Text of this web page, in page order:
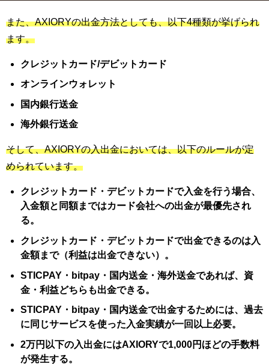
また、AXIORYの出金方法としても、以下4種類が挙げられ
ます。
クレジットカード/デビットカード
オンラインウォレット
国内銀行送金
海外銀行送金
そして、AXIORYの入出金においては、以下のルールが定
められています。
クレジットカード・デビットカードで入金を行う場合、
入金額と同額まではカード会社への出金が最優先され
る。
クレジットカード・デビットカードで出金できるのは入
金額まで（利益は出金できない）。
STICPAY・bitpay・国内送金・海外送金であれば、資
金・利益どちらも出金できる。
STICPAY・bitpay・国内送金で出金するためには、過去
に同じサービスを使った入金実績が一回以上必要。
2万円以下の入出金にはAXIORYで1,000円ほどの手数料
が発生する。